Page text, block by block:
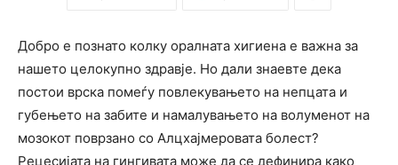
Добро е познато колку оралната хигиена е важна за
нашето целокупно здравје. Но дали знаевте дека
постои врска помеѓу повлекувањето на непцата и
губењето на забите и намалувањето на волуменот на
мозокот поврзано со Алцхајмеровата болест?
Рецесијата на гингивата може да се дефинира како